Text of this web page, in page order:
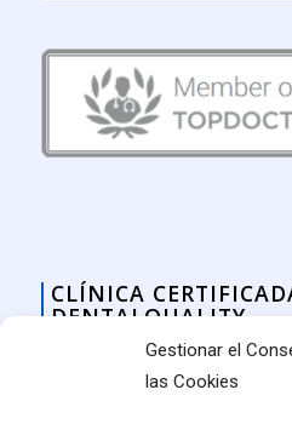
Gestionar el
las Cookies
CLÍNICA
DENTALQUALITY